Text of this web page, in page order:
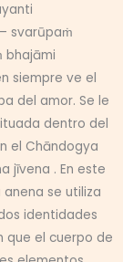
svarūpaṁ
bhajāmi
siempre ve el
del amor. Se le
dentro del
el Chāndogya
jīvena . En este
se utiliza
identidades
que el cuerpo de